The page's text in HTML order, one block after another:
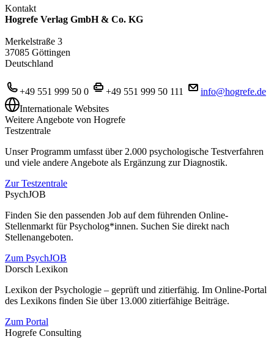
Kontakt
Hogrefe Verlag GmbH & Co. KG
Merkelstraße 3
37085 Göttingen
Deutschland
+49 551 999 50 0 +49 551 999 50 111
info@hogrefe.de
Internationale Websites
Weitere Angebote von Hogrefe
Testzentrale
Unser Programm umfasst über 2.000 psychologische Testverfahren
und viele andere Angebote als Ergänzung zur Diagnostik.
Zur Testzentrale
PsychJOB
Finden Sie den passenden Job auf dem führenden Online-
Stellenmarkt für Psycholog*innen. Suchen Sie direkt nach
Stellenangeboten.
Zum PsychJOB
Dorsch Lexikon
Lexikon der Psychologie – geprüft und zitierfähig. Im Online-Portal
des Lexikons finden Sie über 13.000 zitierfähige Beiträge.
Zum Portal
Hogrefe Consulting